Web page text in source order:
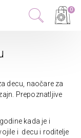
0
decu, naočare za
Prepoznatljive
kada je i
i decu i roditelje